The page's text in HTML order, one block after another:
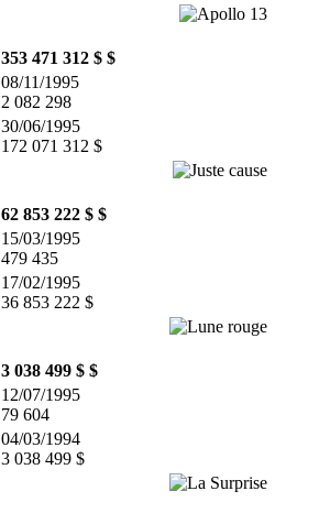
353 471 312 $ $
08/11/1995
2 082 298
30/06/1995
172 071 312 $
62 853 222 $ $
15/03/1995
479 435
17/02/1995
36 853 222 $
3 038 499 $ $
12/07/1995
79 604
04/03/1994
3 038 499 $